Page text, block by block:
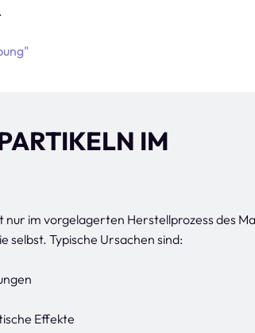
IM
im vorgelagerten Herstellprozess des
selbst. Typische Ursachen sind:
Effekte